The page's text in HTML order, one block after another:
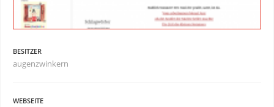
BESITZER
augenzwinkern
WEBSEITE